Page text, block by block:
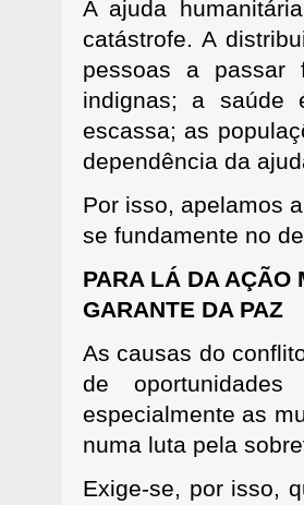
A ajuda
catástrofe. A
pessoas a passar
indignas; a saúde
escassa; as
dependência da
Por isso, apelamos
se fundamente no
PARA LÁ DA AÇÃO
GARANTE DA PAZ
As causas do
de
especialmente as
numa luta pela
Exige-se, por isso,